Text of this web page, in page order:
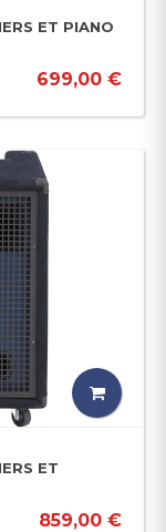
ET PIANO
699,00 €
ET
859,00 €